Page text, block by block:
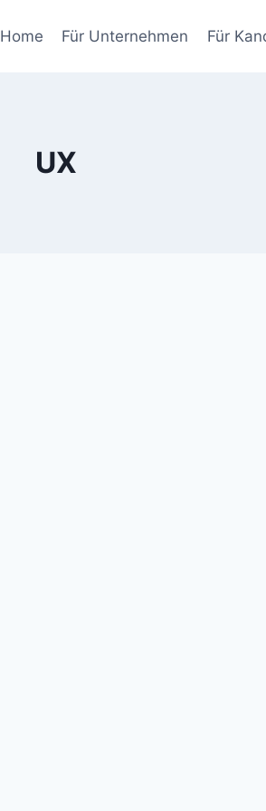
Home Für Unternehmen Für
UX